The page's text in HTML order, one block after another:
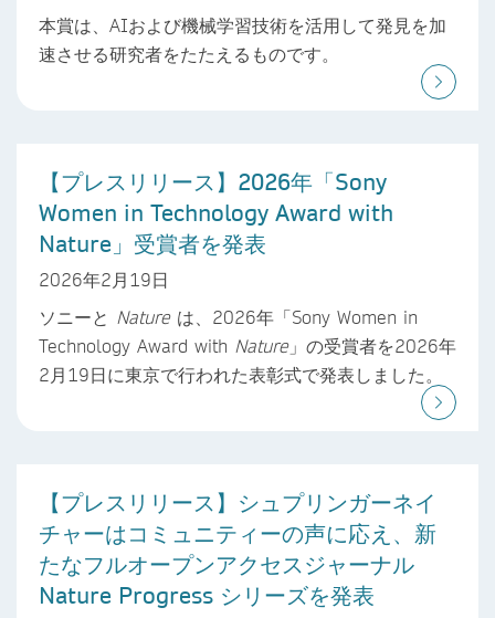
本賞は、AIおよび機械学習技術を活用して発見を加
速させる研究者をたたえるものです。
【プレスリリース】2026年「Sony
Women in Technology Award with
Nature」受賞者を発表
2026年2月19日
ソニーと Natureは、2026年「Sony Women in
Technology Award with Nature」の受賞者を2026年
2月19日に東京で行われた表彰式で発表しました。
【プレスリリース】シュプリンガーネイ
チャーはコミュニティーの声に応え、新
たなフルオープンアクセスジャーナル
Nature Progress シリーズを発表